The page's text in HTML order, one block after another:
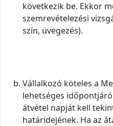
következik be. Ekkor
szemrevételezési
szín, üvegezés).
Vállalkozó köteles a
lehetséges
átvétel napját kell
határidejének. Ha az